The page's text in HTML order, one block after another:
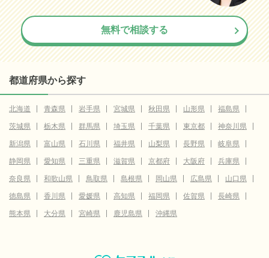
無料で相談する
都道府県から探す
北海道 青森県 岩手県 宮城県 秋田県 山形県
福島県
茨城県
栃木県 群馬県 埼玉県 千葉県 東京都
神奈川県
新潟県
富山県 石川県 福井県 山梨県 長野県
岐阜県
静岡県
愛知県 三重県 滋賀県 京都府 大阪府
兵庫県
奈良県
和歌山県 鳥取県 島根県 岡山県 広島県
山口県
徳島県
香川県 愛媛県 高知県 福岡県 佐賀県
長崎県
熊本県
大分県 宮崎県 鹿児島県 沖縄県